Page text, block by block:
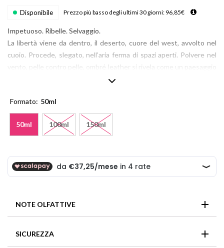
Disponibile Prezzo più basso degli ultimi 30 giorni: 96,85€
Impetuoso. Ribelle. Selvaggio.
La libertà viene da dentro, il deserto, cuore del west, avvolto nel
cuoio. Procede, slegato, nell’aria ferma di spazi aperti. Polvere nel
vento, pelle contro pelle, ombré leather si rivela come un paesaggio
a strati, dove strati di roccia si trasformano in un tramonto caldo
Formato
50ml
50ml 100ml 150ml
NOTE OLFATTIVE
Testa: cardamomo, zafferano, gelsomino sambac
SICUREZZA